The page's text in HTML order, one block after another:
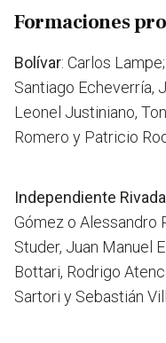
Formaciones
Bolívar: Carlos
Santiago Echeverría,
Leonel Justiniano,
Romero y Patricio
Independiente
Gómez o Alessandro
Studer, Juan Manuel
Bottari, Rodrigo
Sartori y Sebastián